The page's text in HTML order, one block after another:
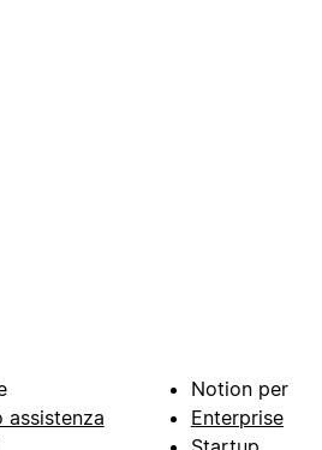
assistenza
Notion per
Enterprise